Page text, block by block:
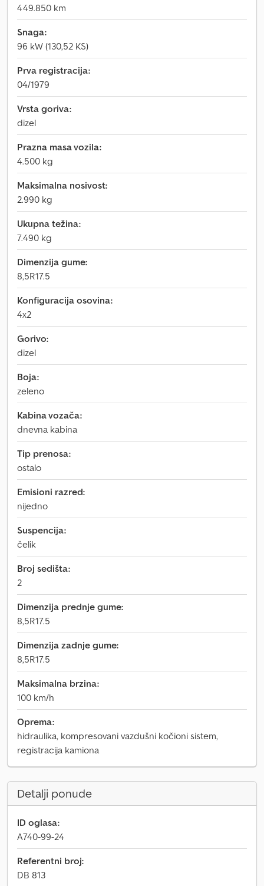
449.850 km
Snaga:
96 kW (130,52 KS)
Prva registracija:
04/1979
Vrsta goriva:
dizel
Prazna masa vozila:
4.500 kg
Maksimalna nosivost:
2.990 kg
Ukupna težina:
7.490 kg
Dimenzija gume:
8,5R17.5
Konfiguracija osovina:
4x2
Gorivo:
dizel
Boja:
zeleno
Kabina vozača:
dnevna kabina
Tip prenosa:
ostalo
Emisioni razred:
nijedno
Suspencija:
čelik
Broj sedišta:
2
Dimenzija prednje gume:
8,5R17.5
Dimenzija zadnje gume:
8,5R17.5
Maksimalna brzina:
100 km/h
Oprema:
hidraulika, kompresovani vazdušni kočioni sistem,
registracija kamiona
Detalji ponude
ID oglasa:
A740-99-24
Referentni broj:
DB 813